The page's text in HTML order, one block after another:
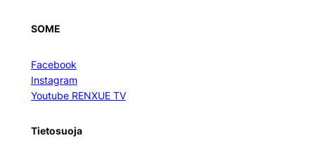
SOME
Facebook
Instagram
Youtube RENXUE TV
Tietosuoja